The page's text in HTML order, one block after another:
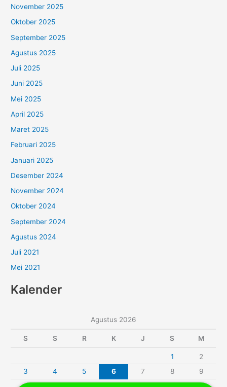
November 2025
Oktober 2025
September 2025
Agustus 2025
Juli 2025
Juni 2025
Mei 2025
April 2025
Maret 2025
Februari 2025
Januari 2025
Desember 2024
November 2024
Oktober 2024
September 2024
Agustus 2024
Juli 2021
Mei 2021
Kalender
Agustus 2026
S S R K J S M
1
2
3
4 5 6 7 8
9